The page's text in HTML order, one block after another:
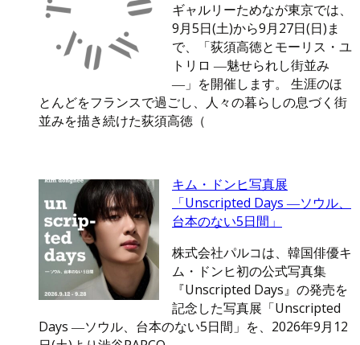
ギャルリーためなが東京では、
9月5日(土)から9月27日(日)ま
で、「荻須高徳とモーリス・ユ
トリロ ―魅せられし街並み
―」を開催します。 生涯のほ
とんどをフランスで過ごし、人々の暮らしの息づく街
並みを描き続けた荻須高徳（
キム・ドンヒ写真展
「Unscripted Days ―ソウル、
台本のない5日間」
株式会社パルコは、韓国俳優キ
ム・ドンヒ初の公式写真集
『Unscripted Days』の発売を
記念した写真展「Unscripted
Days ―ソウル、台本のない5日間」を、2026年9月12